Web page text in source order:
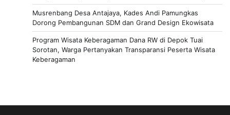
Musrenbang Desa Antajaya, Kades Andi Pamungkas
Dorong Pembangunan SDM dan Grand Design Ekowisata
Program Wisata Keberagaman Dana RW di Depok Tuai
Sorotan, Warga Pertanyakan Transparansi Peserta Wisata
Keberagaman